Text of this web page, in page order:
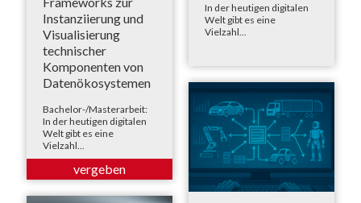
In der heutigen digitalen
Welt gibt es eine
Vielzahl...
Instanziierung und
Visualisierung
technischer
Komponenten von
Datenökosystemen
Bachelor-/Masterarbeit:
In der heutigen digitalen
Welt gibt es eine
Vielzahl...